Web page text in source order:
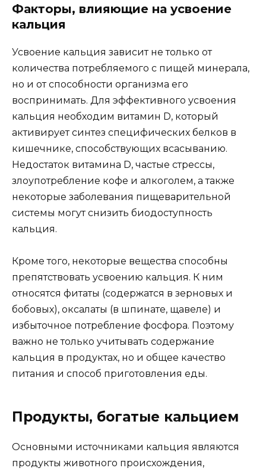
Факторы, влияющие на усвоение
кальция
Усвоение кальция зависит не только от
количества потребляемого с пищей минерала,
но и от способности организма его
воспринимать. Для эффективного усвоения
кальция необходим витамин D, который
активирует синтез специфических белков в
кишечнике, способствующих всасыванию.
Недостаток витамина D, частые стрессы,
злоупотребление кофе и алкоголем, а также
некоторые заболевания пищеварительной
системы могут снизить биодоступность
кальция.
Кроме того, некоторые вещества способны
препятствовать усвоению кальция. К ним
относятся фитаты (содержатся в зерновых и
бобовых), оксалаты (в шпинате, щавеле) и
избыточное потребление фосфора. Поэтому
важно не только учитывать содержание
кальция в продуктах, но и общее качество
питания и способ приготовления еды.
Продукты, богатые кальцием
Основными источниками кальция являются
продукты животного происхождения,